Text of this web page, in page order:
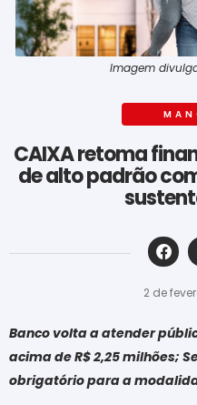
Imagem
CAIXA retoma
de alto padrão
2 de
Banco volta a atender
acima de R$ 2,25 milhões;
obrigatório para a